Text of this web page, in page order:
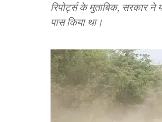
रिपोर्ट्स के मुताबिक, सरकार ने
पास किया था।